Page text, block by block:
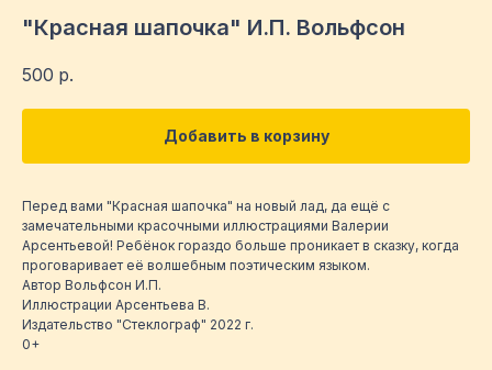
"Красная шапочка" И.П. Вольфсон
500 р.
Добавить в корзину
Перед вами "Красная шапочка" на новый лад, да ещё с
замечательными красочными иллюстрациями Валерии
Арсентьевой! Ребёнок гораздо больше проникает в сказку, когда
проговаривает её волшебным поэтическим языком.
Автор Вольфсон И.П.
Иллюстрации Арсентьева В.
Издательство "Стеклограф" 2022 г.
0+